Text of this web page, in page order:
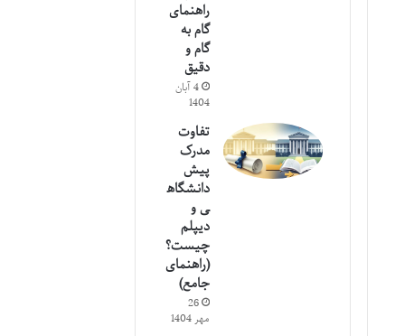
راهنمای
گام به
گام و
دقیق
4 آبان
1404
تفاوت
مدرک
پیش
دانشگاه
ی و
دیپلم
چیست؟
(راهنمای
جامع)
26
مهر 1404